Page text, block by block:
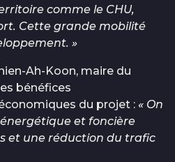
comme le CHU,
Cette grande mobilité
»
Ah-Koon, maire du
bénéfices
du projet : « On
et foncière
et une réduction du trafic